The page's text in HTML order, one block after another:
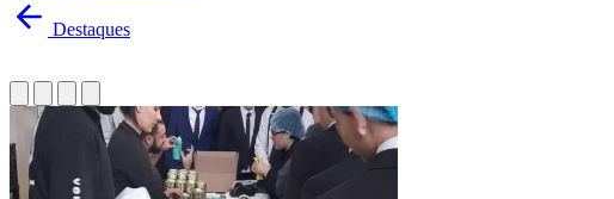
Destaques